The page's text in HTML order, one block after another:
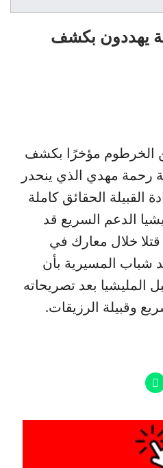
يهددون بكشف
الخرطوم مؤخرًا بكشف
رحمة مهدي الذي ينحدر
القبيلة الحقائق كاملة
الدعم السريع قد
خلال معارك في
شباب المسيرية بأن
بعد تصريحاته
وقبيلة الرزيقات.